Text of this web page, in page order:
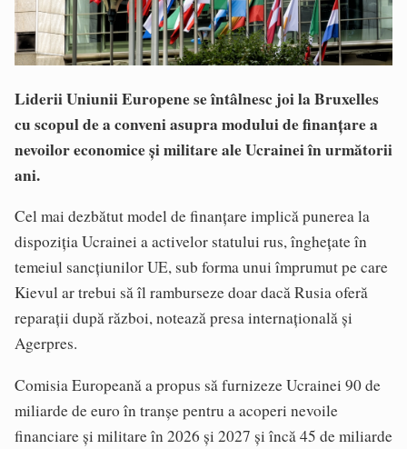
Liderii Uniunii Europene se întâlnesc joi la Bruxelles
cu scopul de a conveni asupra modului de finanţare a
nevoilor economice şi militare ale Ucrainei în următorii
ani.
Cel mai dezbătut model de finanţare implică punerea la
dispoziţia Ucrainei a activelor statului rus, îngheţate în
temeiul sancţiunilor UE, sub forma unui împrumut pe care
Kievul ar trebui să îl ramburseze doar dacă Rusia oferă
reparaţii după război, notează presa internațională și
Agerpres.
Comisia Europeană a propus să furnizeze Ucrainei 90 de
miliarde de euro în tranşe pentru a acoperi nevoile
financiare şi militare în 2026 şi 2027 şi încă 45 de miliarde